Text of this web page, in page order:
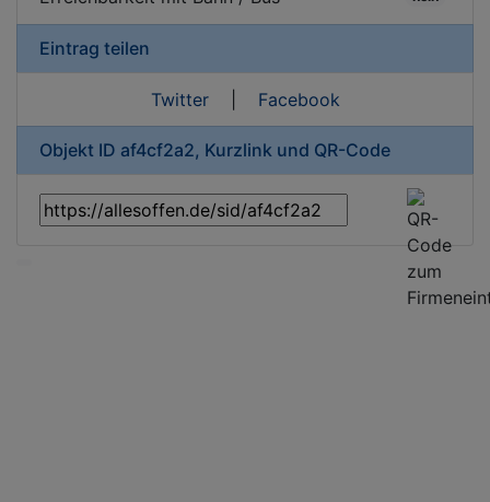
Eintrag teilen
Twitter| Facebook
Objekt ID af4cf2a2, Kurzlink und QR-Code